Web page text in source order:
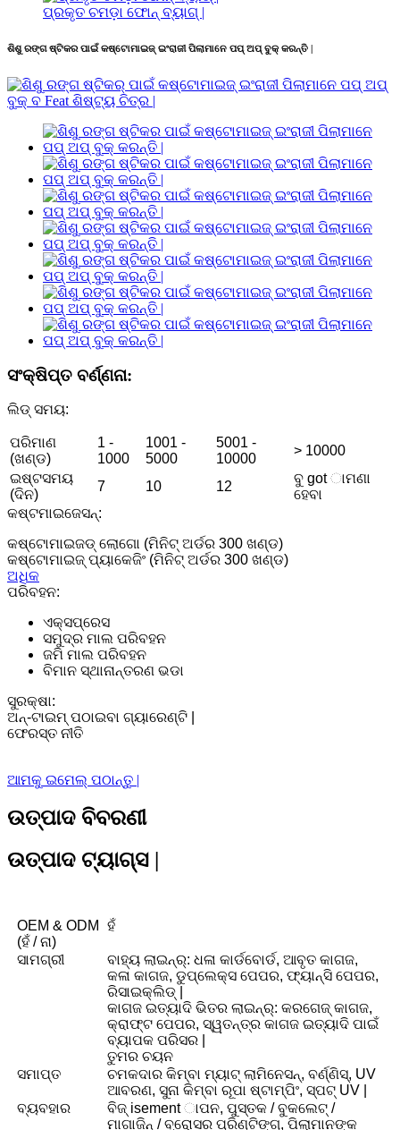
ପ୍ରକୃତ ଚମଡ଼ା ଫୋନ୍ ବ୍ୟାଗ୍ |
ଶିଶୁ ରଙ୍ଗ ଷ୍ଟିକର ପାଇଁ କଷ୍ଟୋମାଇଜ୍ ଇଂରାଜୀ ପିଲାମାନେ ପପ୍ ଅପ୍ ବୁକ୍ କରନ୍ତି |
ସଂକ୍ଷିପ୍ତ ବର୍ଣ୍ଣନା:
ଲିଡ୍ ସମୟ:
ପରିମାଣ
(ଖଣ୍ଡ)
1 -
1000
1001 -
5000
5001 -
10000
> 10000
ଇଷ୍ଟସମୟ
(ଦିନ)
7 10 12
ବୁ got ାମଣା
ହେବା
କଷ୍ଟମାଇଜେସନ୍:
କଷ୍ଟୋମାଇଜଡ୍ ଲୋଗୋ (ମିନିଟ୍ ଅର୍ଡର 300 ଖଣ୍ଡ)
କଷ୍ଟୋମାଇଜ୍ ପ୍ୟାକେଜିଂ (ମିନିଟ୍ ଅର୍ଡର 300 ଖଣ୍ଡ)
ଅଧିକ
ପରିବହନ:
ଏକ୍ସପ୍ରେସ
ସମୁଦ୍ର ମାଲ ପରିବହନ
ଜମି ମାଲ ପରିବହନ
ବିମାନ ସ୍ଥାନାନ୍ତରଣ ଭଡା
ସୁରକ୍ଷା:
ଅନ୍-ଟାଇମ୍ ପଠାଇବା ଗ୍ୟାରେଣ୍ଟି |
ଫେରସ୍ତ ନୀତି
ଆମକୁ ଇମେଲ୍ ପଠାନ୍ତୁ |
ଉତ୍ପାଦ ବିବରଣୀ
ଉତ୍ପାଦ ଟ୍ୟାଗ୍ସ |
OEM & ODM
(ହଁ / ନା)
ହଁ
ସାମଗ୍ରୀ
ବାହ୍ୟ ଲାଇନ୍ର୍: ଧଳା କାର୍ଡବୋର୍ଡ, ଆବୃତ କାଗଜ,
କଳା କାଗଜ, ଡୁପ୍ଲେକ୍ସ ପେପର, ଫ୍ୟାନ୍ସି ପେପର,
ରିସାଇକ୍ଲିଡ୍ |
କାଗଜ ଇତ୍ୟାଦି ଭିତର ଲାଇନ୍ର୍: କରଗେଜ୍ କାଗଜ,
କ୍ରାଫ୍ଟ ପେପର, ସ୍ୱତନ୍ତ୍ର କାଗଜ ଇତ୍ୟାଦି ପାଇଁ
ବ୍ୟାପକ ପରିସର |
ତୁମର ଚୟନ
ସମାପ୍ତ
ଚମକଦାର କିମ୍ବା ମ୍ୟାଟ୍ ଲାମିନେସନ୍, ବର୍ଣ୍ଣିସ୍, UV
ଆବରଣ, ସୁନା କିମ୍ବା ରୂପା ଷ୍ଟାମ୍ପିଂ, ସ୍ପଟ୍ UV |
ବ୍ୟବହାର
ବିଜ୍ isement ାପନ, ପୁସ୍ତକ / ବୁକଲେଟ୍ /
ମାଗାଜିନ୍ / ବ୍ରୋସର ପ୍ରିଣ୍ଟିଙ୍ଗ୍, ପିଲାମାନଙ୍କ